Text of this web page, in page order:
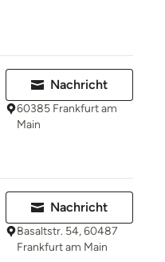
Nachricht
60385 Frankfurt am
Main
Nachricht
Basaltstr. 54, 60487
Frankfurt am Main